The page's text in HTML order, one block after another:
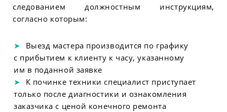
следованием должностным инструкциям,
согласно которым:
Выезд мастера производится по графику
с прибытием к клиенту к часу, указанному
им в поданной заявке
К починке техники специалист приступает
только после диагностики и ознакомления
заказчика с ценой конечного ремонта